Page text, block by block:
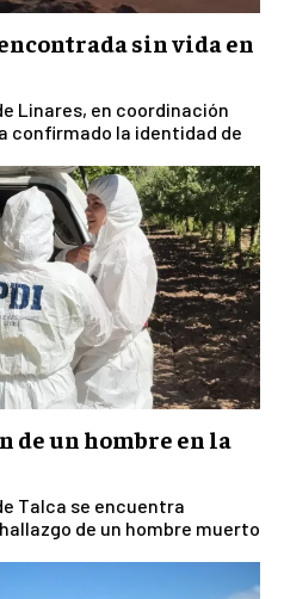
sin vida en
Linares, en coordinación
confirmado la identidad de
de un hombre en la
Talca se encuentra
de un hombre muerto